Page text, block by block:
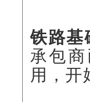
铁路基
承包
用，开